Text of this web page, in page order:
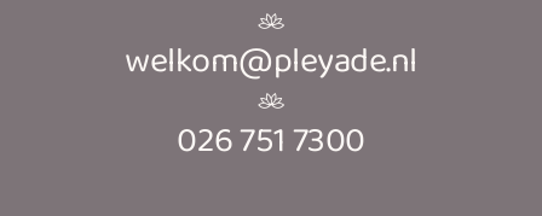
welkom@pleyade.nl
026 751 7300